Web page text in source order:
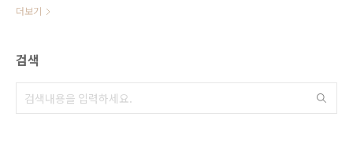
더보기
검색